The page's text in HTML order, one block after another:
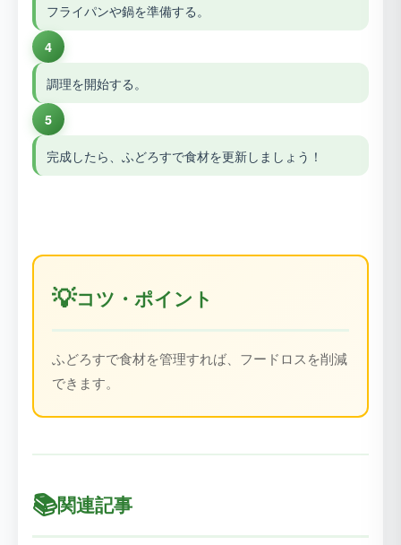
フライパンや鍋を準備する。
4
調理を開始する。
5
完成したら、ふどろすで食材を更新しましょう！
💡コツ・ポイント
ふどろすで食材を管理すれば、フードロスを削減
できます。
📚関連記事